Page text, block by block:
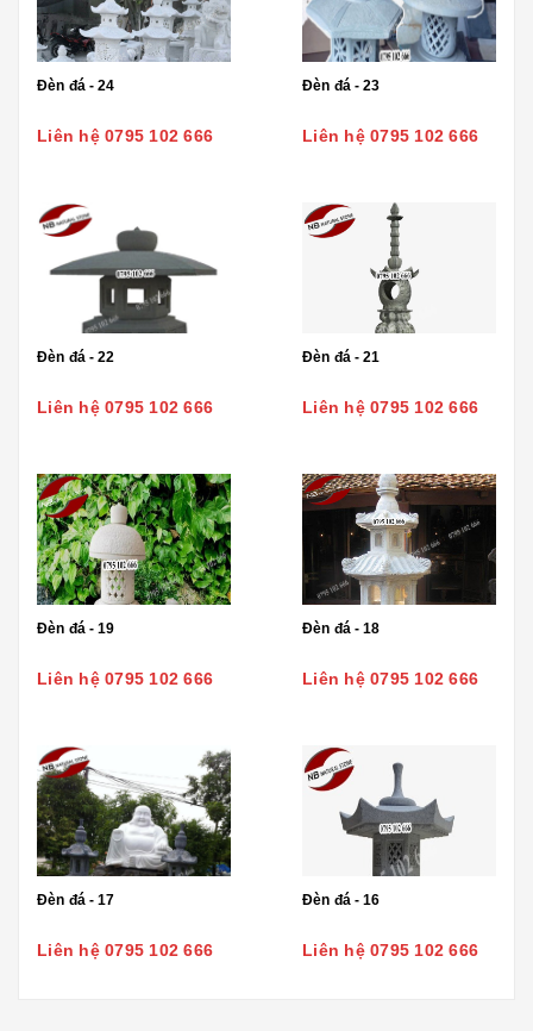
Đèn đá - 24
Liên hệ 0795 102 666
Đèn đá - 23
Liên hệ 0795 102 666
Đèn đá - 22
Liên hệ 0795 102 666
Đèn đá - 21
Liên hệ 0795 102 666
Đèn đá - 19
Liên hệ 0795 102 666
Đèn đá - 18
Liên hệ 0795 102 666
Đèn đá - 17
Liên hệ 0795 102 666
Đèn đá - 16
Liên hệ 0795 102 666